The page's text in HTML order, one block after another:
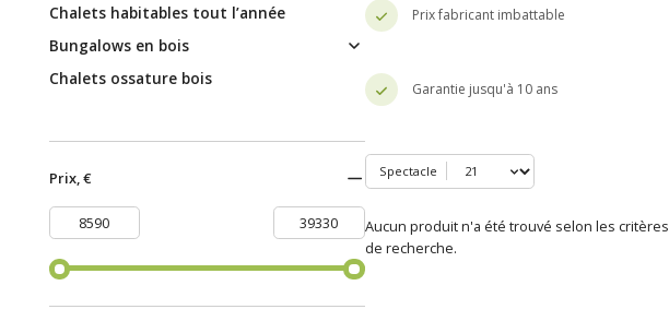
Chalets habitables tout l’année
Bungalows en bois
Chalets ossature bois
Prix, €
Prix fabricant imbattable
Garantie jusqu'à 10 ans
Spectacle
Aucun produit n'a été trouvé selon les critères
de recherche.